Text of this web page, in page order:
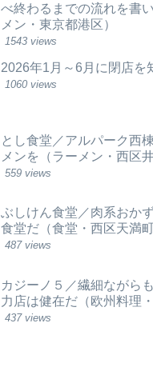
べ終わるまでの流れを書
メン・東京都港区）
1543 views
2026年1月～6月に閉店を
1060 views
とし食堂／アルパーク西
メンを（ラーメン・西区
559 views
ぶしけん食堂／肉系おか
食堂だ（食堂・西区天満町
487 views
カジーノ５／繊細ながら
力店は健在だ（欧州料理
437 views